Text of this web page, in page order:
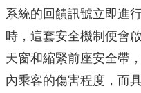
系統的回饋訊號立即進
時，這套安全機制便會
天窗和縮緊前座安全帶
內乘客的傷害程度，而